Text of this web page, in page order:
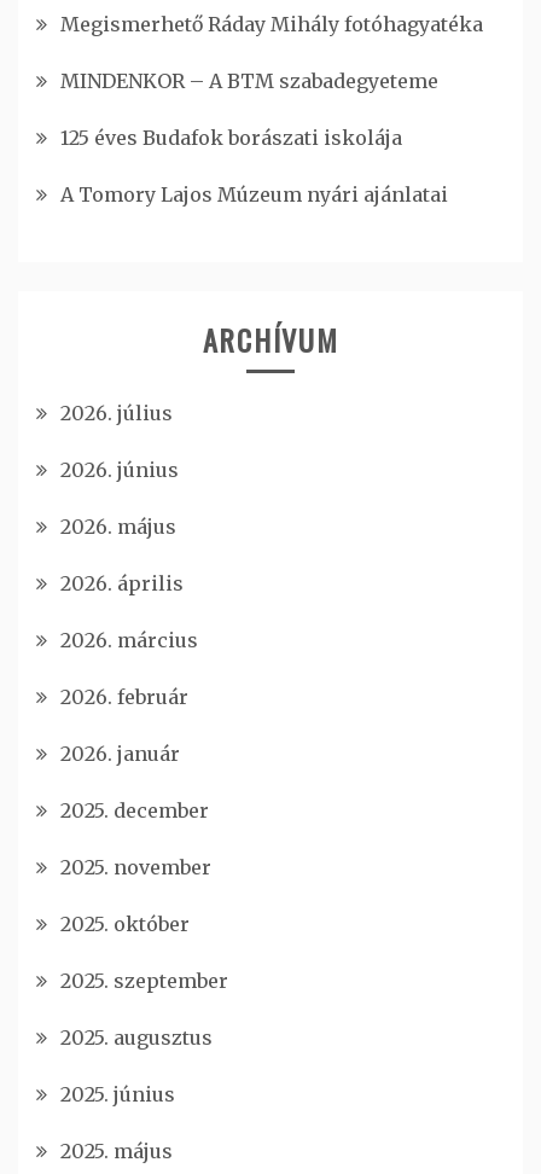
Megismerhető Ráday Mihály fotóhagyatéka
MINDENKOR – A BTM szabadegyeteme
125 éves Budafok borászati iskolája
A Tomory Lajos Múzeum nyári ajánlatai
ARCHÍVUM
2026. július
2026. június
2026. május
2026. április
2026. március
2026. február
2026. január
2025. december
2025. november
2025. október
2025. szeptember
2025. augusztus
2025. június
2025. május